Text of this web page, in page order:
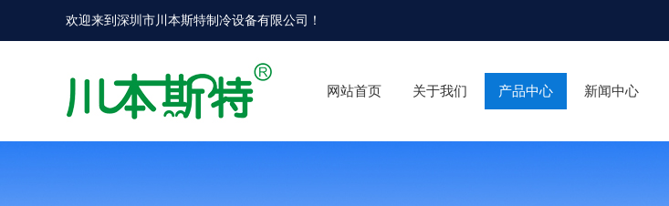
欢迎来到深圳市川本斯特制冷设备有限公司 ！
网站首页 关于我们 产品中心 新闻中心